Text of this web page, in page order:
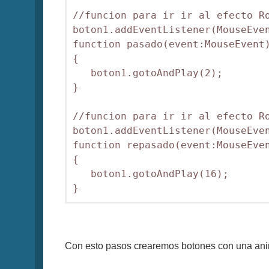
//funcion para ir ir al efecto
function
{
boton1.gotoAndPlay(2);
}
//funcion para ir ir al efecto
function
{
boton1.gotoAndPlay(16);
Con esto pasos crearemos botones con una